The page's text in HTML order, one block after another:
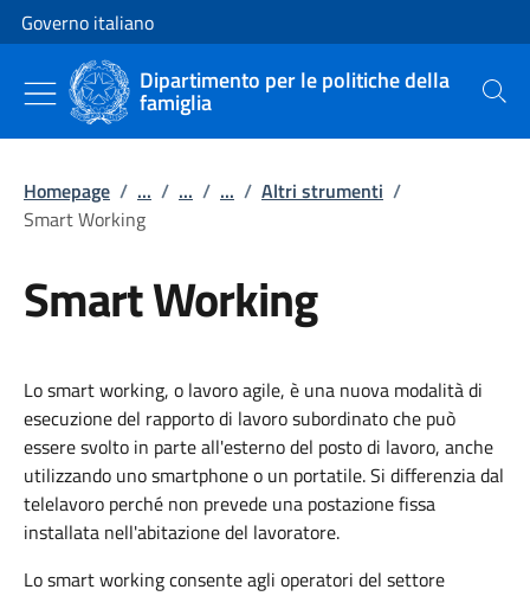
Vai al contenuto
Vai alla navigazione del sito
Governo italiano
Dipartimento per le politiche della
famiglia Cerca
Homepage / ... / ... / ... / Altri strumenti /
Smart Working
Smart Working
Lo smart working, o lavoro agile, è una nuova modalità di
esecuzione del rapporto di lavoro subordinato che può
essere svolto in parte all'esterno del posto di lavoro, anche
utilizzando uno smartphone o un portatile. Si differenzia dal
telelavoro perché non prevede una postazione fissa
installata nell'abitazione del lavoratore.
Lo smart working consente agli operatori del settore